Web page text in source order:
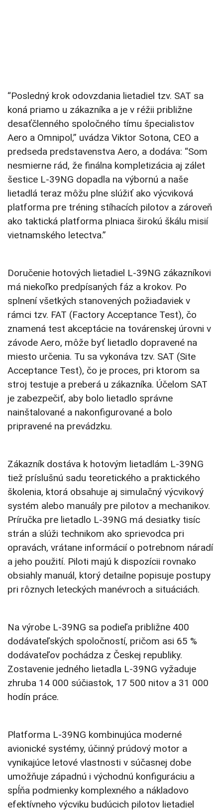
“Posledný krok odovzdania lietadiel tzv. SAT sa
koná priamo u zákazníka a je v réžii približne
desaťčlenného spoločného tímu špecialistov
Aero a Omnipol,” uvádza Viktor Sotona, CEO a
predseda predstavenstva Aero, a dodáva: “Som
nesmierne rád, že finálna kompletizácia aj zálet
šestice L-39NG dopadla na výbornú a naše
lietadlá teraz môžu plne slúžiť ako výcviková
platforma pre tréning stíhacích pilotov a zároveň
ako taktická platforma plniaca širokú škálu misií
vietnamského letectva.”
Doručenie hotových lietadiel L-39NG zákazníkovi
má niekoľko predpísaných fáz a krokov. Po
splnení všetkých stanovených požiadaviek v
rámci tzv. FAT (Factory Acceptance Test), čo
znamená test akceptácie na továrenskej úrovni v
závode Aero, môže byť lietadlo dopravené na
miesto určenia. Tu sa vykonáva tzv. SAT (Site
Acceptance Test), čo je proces, pri ktorom sa
stroj testuje a preberá u zákazníka. Účelom SAT
je zabezpečiť, aby bolo lietadlo správne
nainštalované a nakonfigurované a bolo
pripravené na prevádzku.
Zákazník dostáva k hotovým lietadlám L-39NG
tiež príslušnú sadu teoretického a praktického
školenia, ktorá obsahuje aj simulačný výcvikový
systém alebo manuály pre pilotov a mechanikov.
Príručka pre lietadlo L-39NG má desiatky tisíc
strán a slúži technikom ako sprievodca pri
opravách, vrátane informácií o potrebnom náradí
a jeho použití. Piloti majú k dispozícii rovnako
obsiahly manuál, ktorý detailne popisuje postupy
pri rôznych leteckých manévroch a situáciách.
Na výrobe L-39NG sa podieľa približne 400
dodávateľských spoločností, pričom asi 65 %
dodávateľov pochádza z Českej republiky.
Zostavenie jedného lietadla L-39NG vyžaduje
zhruba 14 000 súčiastok, 17 500 nitov a 31 000
hodín práce.
Platforma L-39NG kombinujúca moderné
avionické systémy, účinný prúdový motor a
vynikajúce letové vlastnosti v súčasnej dobe
umožňuje západnú i východnú konfiguráciu a
spĺňa podmienky komplexného a nákladovo
efektívneho výcviku budúcich pilotov lietadiel